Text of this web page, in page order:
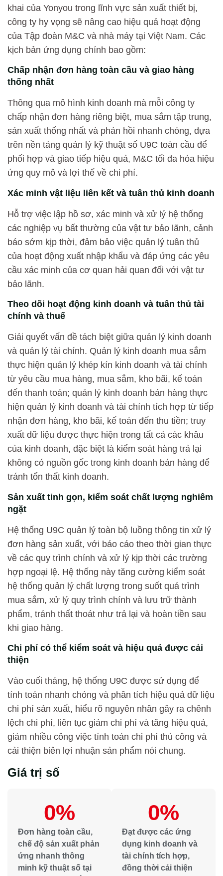
khai của Yonyou trong lĩnh vực sản xuất thiết bị,
công ty hy vọng sẽ nâng cao hiệu quả hoạt động
của Tập đoàn M&C và nhà máy tại Việt Nam. Các
kịch bản ứng dụng chính bao gồm:
Chấp nhận đơn hàng toàn cầu và giao hàng
thống nhất
Thông qua mô hình kinh doanh mà mỗi công ty
chấp nhận đơn hàng riêng biệt, mua sắm tập trung,
sản xuất thống nhất và phản hồi nhanh chóng, dựa
trên nền tảng quản lý kỹ thuật số U9C toàn cầu để
phối hợp và giao tiếp hiệu quả, M&C tối đa hóa hiệu
ứng quy mô và lợi thế về chi phí.
Xác minh vật liệu liên kết và tuân thủ kinh doanh
Hỗ trợ việc lập hồ sơ, xác minh và xử lý hệ thống
các nghiệp vụ bất thường của vật tư bảo lãnh, cảnh
báo sớm kịp thời, đảm bảo việc quản lý tuân thủ
của hoạt động xuất nhập khẩu và đáp ứng các yêu
cầu xác minh của cơ quan hải quan đối với vật tư
bảo lãnh.
Theo dõi hoạt động kinh doanh và tuân thủ tài
chính và thuế
Giải quyết vấn đề tách biệt giữa quản lý kinh doanh
và quản lý tài chính. Quản lý kinh doanh mua sắm
thực hiện quản lý khép kín kinh doanh và tài chính
từ yêu cầu mua hàng, mua sắm, kho bãi, kế toán
đến thanh toán; quản lý kinh doanh bán hàng thực
hiện quản lý kinh doanh và tài chính tích hợp từ tiếp
nhận đơn hàng, kho bãi, kế toán đến thu tiền; truy
xuất dữ liệu được thực hiện trong tất cả các khâu
của kinh doanh, đặc biệt là kiểm soát hàng trả lại
không có nguồn gốc trong kinh doanh bán hàng để
tránh tổn thất kinh doanh.
Sản xuất tinh gọn, kiểm soát chất lượng nghiêm
ngặt
Hệ thống U9C quản lý toàn bộ luồng thông tin xử lý
đơn hàng sản xuất, với báo cáo theo thời gian thực
về các quy trình chính và xử lý kịp thời các trường
hợp ngoại lệ. Hệ thống này tăng cường kiểm soát
hệ thống quản lý chất lượng trong suốt quá trình
mua sắm, xử lý quy trình chính và lưu trữ thành
phẩm, tránh thất thoát như trả lại và hoàn tiền sau
khi giao hàng.
Chi phí có thể kiểm soát và hiệu quả được cải
thiện
Vào cuối tháng, hệ thống U9C được sử dụng để
tính toán nhanh chóng và phân tích hiệu quả dữ liệu
chi phí sản xuất, hiểu rõ nguyên nhân gây ra chênh
lệch chi phí, liên tục giảm chi phí và tăng hiệu quả,
giảm nhiều công việc tính toán chi phí thủ công và
cải thiện biên lợi nhuận sản phẩm nói chung.
Giá trị số
Đơn hàng toàn cầu,
chế độ sản xuất phản
ứng nhanh thông
minh kỹ thuật số tại
0%
Đạt được các ứng
dụng kinh doanh và
tài chính tích hợp,
đồng thời cải thiện
0%